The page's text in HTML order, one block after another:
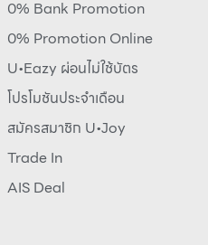
0% Bank Promotion
0% Promotion Online
U•Eazy ผ่อนไม่ใช้บัตร
โปรโมชันประจำเดือน
สมัครสมาชิก U•Joy
Trade In
AIS Deal